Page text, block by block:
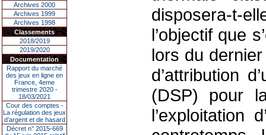
Archives 2000
Archives 1999
Archives 1998
Classements
2018/2019
2019/2020
Documentation
Rapport du marché
des jeux en ligne en
France, 4eme
trimestre 2020 -
18/03/2021
Cour des comptes -
La régulation des jeux
d’argent et de hasard
Décret n° 2015-669
disposera-t-
l’objectif que
lors du
d’attribution
(DSP) pour
l’exploitation